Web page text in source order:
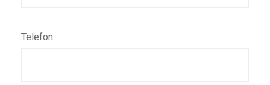
Telefon